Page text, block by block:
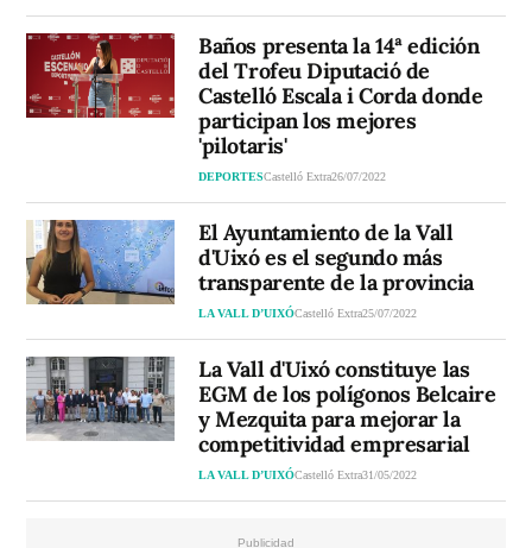
Baños presenta la 14ª edición
del Trofeu Diputació de
Castelló Escala i Corda donde
participan los mejores
'pilotaris'
DEPORTESCastelló Extra26/07/2022
El Ayuntamiento de la Vall
d'Uixó es el segundo más
transparente de la provincia
LA VALL D’UIXÓCastelló Extra25/07/2022
La Vall d'Uixó constituye las
EGM de los polígonos Belcaire
y Mezquita para mejorar la
competitividad empresarial
LA VALL D’UIXÓCastelló Extra31/05/2022